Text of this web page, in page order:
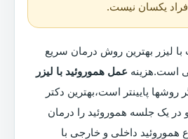
یکسان نیست.
با لیزر بهترین روش درمان سریع
است.هزینه عمل هموروئید با لیزر
روشها پایینتر است،بهترین دکتر
و در یک جلسه هموروئید را درمان
هموروئید داخلی و خارجی با